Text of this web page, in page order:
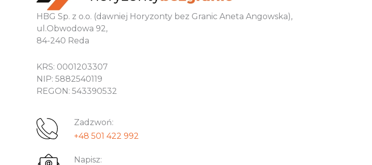
HBG Sp. z o.o. (dawniej Horyzonty bez Granic Aneta Angowska),
ul.Obwodowa 92,
84-240 Reda
KRS: 0001203307
NIP: 5882540119
REGON: 543390532
Zadzwoń:
+48 501 422 992
Napisz: